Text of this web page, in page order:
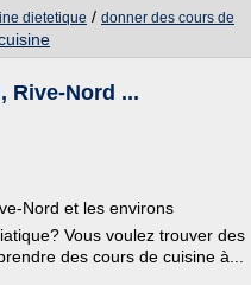
dietetique / donner des cours de
Rive-Nord ...
Nord et les environs
Vous voulez trouver des
des cours de cuisine à...